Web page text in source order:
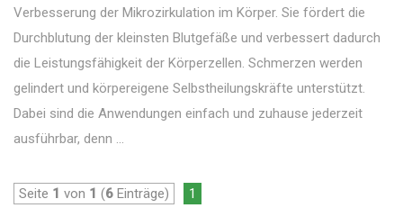
Verbesserung der Mikrozirkulation im Körper. Sie fördert die
Durchblutung der kleinsten Blutgefäße und verbessert dadurch
die Leistungsfähigkeit der Körperzellen. Schmerzen werden
gelindert und körpereigene Selbstheilungskräfte unterstützt.
Dabei sind die Anwendungen einfach und zuhause jederzeit
ausführbar, denn ...
Seite 1 von 1 (6 Einträge) 1